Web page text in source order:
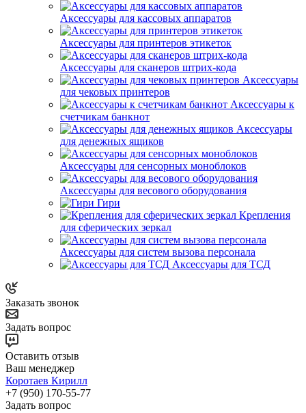
Аксессуары для кассовых аппаратов
Аксессуары для принтеров этикеток
Аксессуары для сканеров штрих-кода
Аксессуары
для чековых принтеров
Аксессуары к
счетчикам банкнот
Аксессуары
для денежных ящиков
Аксессуары для сенсорных моноблоков
Аксессуары для весового оборудования
Гири
Крепления
для сферических зеркал
Аксессуары для систем вызова персонала
Аксессуары для ТСД
Заказать звонок
Задать вопрос
Оставить отзыв
Ваш менеджер
Коротаев Кирилл
+7 (950) 170-55-77
Задать вопрос